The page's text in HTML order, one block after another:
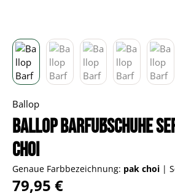
Ballop
Ballop Barfußschuhe
choi
Genaue Farbbezeichnung: pak choi |
Regulärer Preis:
79,95 €